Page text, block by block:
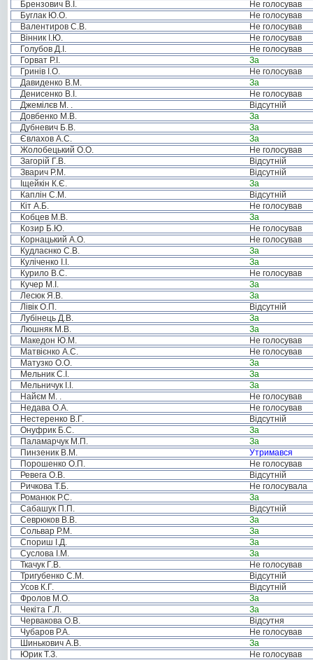
Брензович В.І.
Не голосував
Буглак Ю.О.
Не голосував
Валентиров С.В.
Не голосував
Вінник І.Ю.
Не голосував
Голубов Д.І.
Не голосував
Горват Р.І.
За
Гринів І.О.
Не голосував
Давиденко В.М.
За
Денисенко В.І.
Не голосував
Джемілєв М. .
Відсутній
Довбенко М.В.
За
Дубневич Б.В.
За
Євлахов А.С.
За
Жолобецький О.О.
Не голосував
Загорій Г.В.
Відсутній
Зварич Р.М.
Відсутній
Іщейкін К.Є.
За
Каплін С.М.
Відсутній
Кіт А.Б.
Не голосував
Кобцев М.В.
За
Козир Б.Ю.
Не голосував
Корнацький А.О.
Не голосував
Кудлаєнко С.В.
За
Куліченко І.І.
За
Курило В.С.
Не голосував
Кучер М.І.
За
Лесюк Я.В.
За
Лівік О.П.
Відсутній
Лубінець Д.В.
За
Люшняк М.В.
За
Македон Ю.М.
Не голосував
Матвієнко А.С.
Не голосував
Матузко О.О.
За
Мельник С.І.
За
Мельничук І.І.
За
Найєм М. .
Не голосував
Недава О.А.
Не голосував
Нестеренко В.Г.
Відсутній
Онуфрик Б.С.
За
Паламарчук М.П.
За
Пинзеник В.М.
Утримався
Порошенко О.П.
Не голосував
Ревега О.В.
Відсутній
Ричкова Т.Б.
Не голосувала
Романюк Р.С.
За
Сабашук П.П.
Відсутній
Севрюков В.В.
За
Сольвар Р.М.
За
Спориш І.Д.
За
Суслова І.М.
За
Ткачук Г.В.
Не голосував
Тригубенко С.М.
Відсутній
Усов К.Г.
Відсутній
Фролов М.О.
За
Чекіта Г.Л.
За
Червакова О.В.
Відсутня
Чубаров Р.А.
Не голосував
Шинькович А.В.
За
Юрик Т.З.
Не голосував